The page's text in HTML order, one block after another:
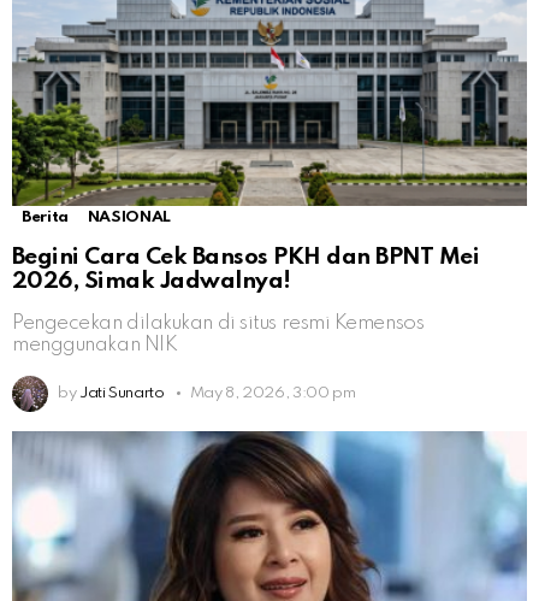
Berita NASIONAL
Begini Cara Cek Bansos PKH dan BPNT Mei
2026, Simak Jadwalnya!
Pengecekan dilakukan di situs resmi Kemensos
menggunakan NIK
by Jati Sunarto May 8, 2026, 3:00 pm